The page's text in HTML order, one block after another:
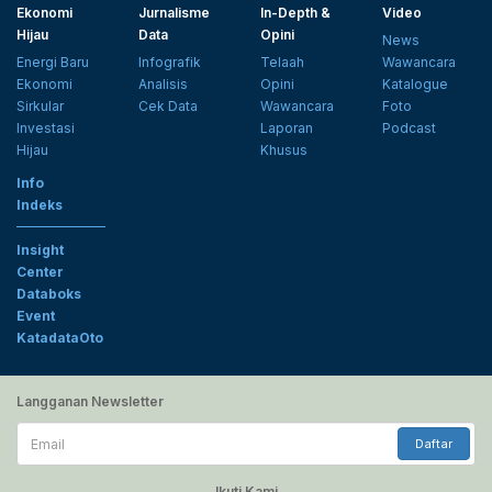
Ekonomi
Hijau
Energi Baru
Ekonomi
Sirkular
Investasi
Hijau
Jurnalisme
Data
Infografik
Analisis
Cek Data
In-Depth &
Opini
Telaah
Opini
Wawancara
Laporan
Khusus
Video
News
Wawancara
Katalogue
Foto
Podcast
Info
Indeks
Insight
Center
Databoks
Event
KatadataOto
Langganan Newsletter
Email
Daftar